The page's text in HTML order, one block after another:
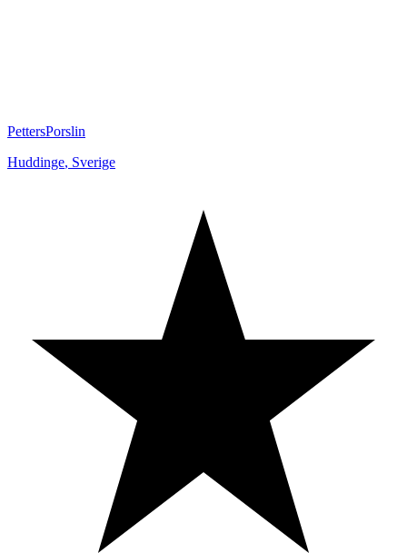
PettersPorslin
Huddinge, Sverige